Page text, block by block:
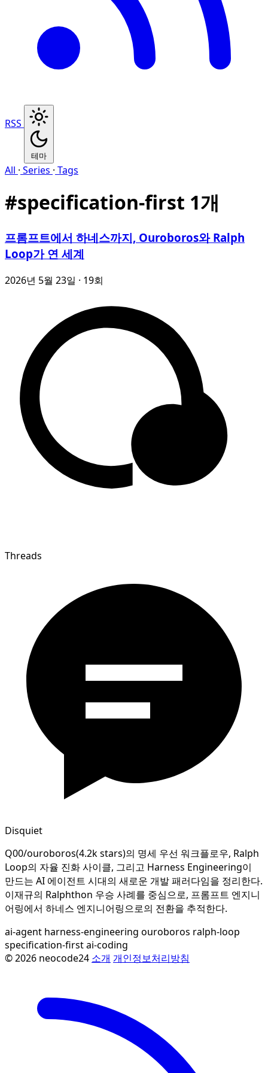
RSS
테마
All · Series · Tags
#specification-first 1개
프롬프트에서 하네스까지, Ouroboros와 Ralph
Loop가 연 세계
2026년 5월 23일 · 19회
Threads
Disquiet
Q00/ouroboros(4.2k stars)의 명세 우선 워크플로우, Ralph
Loop의 자율 진화 사이클, 그리고 Harness Engineering이
만드는 AI 에이전트 시대의 새로운 개발 패러다임을 정리한다.
이재규의 Ralphthon 우승 사례를 중심으로, 프롬프트 엔지니
어링에서 하네스 엔지니어링으로의 전환을 추적한다.
ai-agent harness-engineering ouroboros ralph-loop
specification-firstai-coding
© 2026 neocode24 소개 개인정보처리방침